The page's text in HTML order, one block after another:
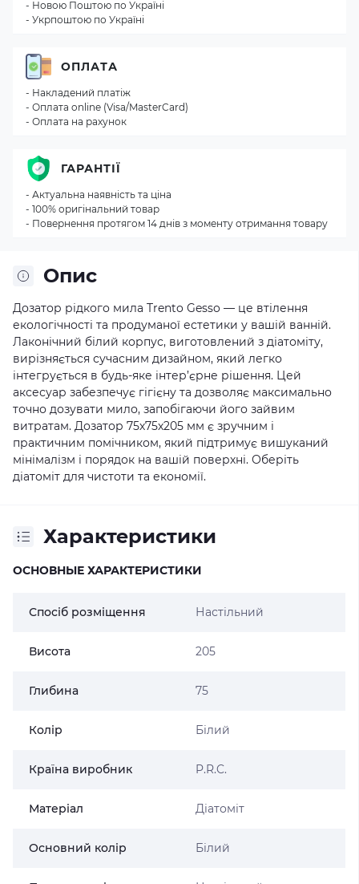
Опис
Дозатор рідкого мила Trento Gesso — це втілення
екологічності та продуманої естетики у вашій ванній.
Лаконічний білий корпус, виготовлений з діатоміту,
вирізняється сучасним дизайном, який легко
інтегрується в будь-яке інтер’єрне рішення. Цей
аксесуар забезпечує гігієну та дозволяє максимально
точно дозувати мило, запобігаючи його зайвим
витратам. Дозатор 75х75х205 мм є зручним і
практичним помічником, який підтримує вишуканий
мінімалізм і порядок на вашій поверхні. Оберіть
діатоміт для чистоти та економії.
Характеристики
ОСНОВНЫЕ ХАРАКТЕРИСТИКИ
Спосіб розміщення Настільний
Висота 205
Глибина 75
Колір Білий
Країна виробник P.R.C.
Матеріал Діатоміт
Основний колір Білий
- Новою Поштою по Україні
- Укрпоштою по Україні
ОПЛАТА
- Накладений платіж
- Оплата online (Visa/MasterCard)
- Оплата на рахунок
ГАРАНТІЇ
- Актуальна наявність та ціна
- 100% оригінальний товар
- Повернення протягом 14 днів з моменту отримання товару